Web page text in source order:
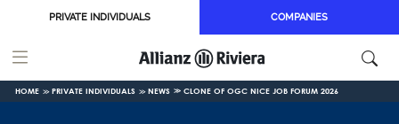
Skip to main content
PRIVATE INDIVIDUALS COMPANIES
HOME PRIVATE INDIVIDUALS NEWS CLONE OF OGC NICE JOB FORUM 2026